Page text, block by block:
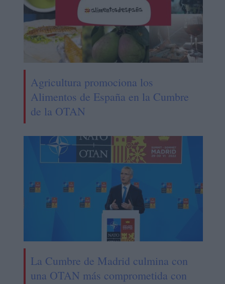
Agricultura promociona los
Alimentos de España en la Cumbre
de la OTAN
La Cumbre de Madrid culmina con
una OTAN más comprometida con